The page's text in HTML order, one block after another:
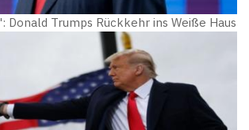
Donald Trumps Rückkehr ins Weiße Haus